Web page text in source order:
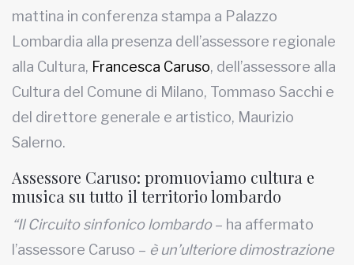
mattina in conferenza stampa a Palazzo
Lombardia alla presenza dell’assessore regionale
alla Cultura, Francesca Caruso, dell’assessore alla
Cultura del Comune di Milano, Tommaso Sacchi e
del direttore generale e artistico, Maurizio
Salerno.
Assessore Caruso: promuoviamo cultura e
musica su tutto il territorio lombardo
“Il Circuito sinfonico lombardo– ha affermato
l’assessore Caruso – è un’ulteriore dimostrazione